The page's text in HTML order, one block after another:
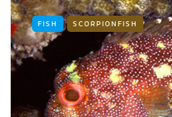
FISH SCORPIONFISH